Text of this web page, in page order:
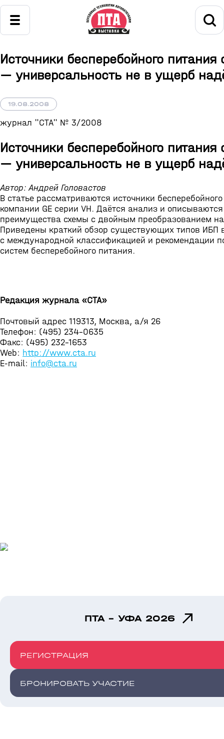
Источники бесперебойного питания
— универсальность не в ущерб
19.08.2008
журнал "СТА" № 3/2008
Источники бесперебойного питания
— универсальность не в ущерб
Автор: Андрей Головастов
В статье рассматриваются источники
компании GE серии VH. Даётся анализ и описываются
преимущества схемы с двойным преобразованием
Приведены краткий обзор существующих типов ИБП
с международной классификацией и рекомендации
систем бесперебойного питания.
Редакция журнала «СТА»
Почтовый адрес 119313, Москва, а/я 26
Телефон: (495) 234-0635
Факс: (495) 232-1653
Web: http://www.cta.ru
E-mail: info@cta.ru
ПТА - УФА 2026
РЕГИСТРАЦИЯ
БРОНИРОВАТЬ УЧАСТИЕ